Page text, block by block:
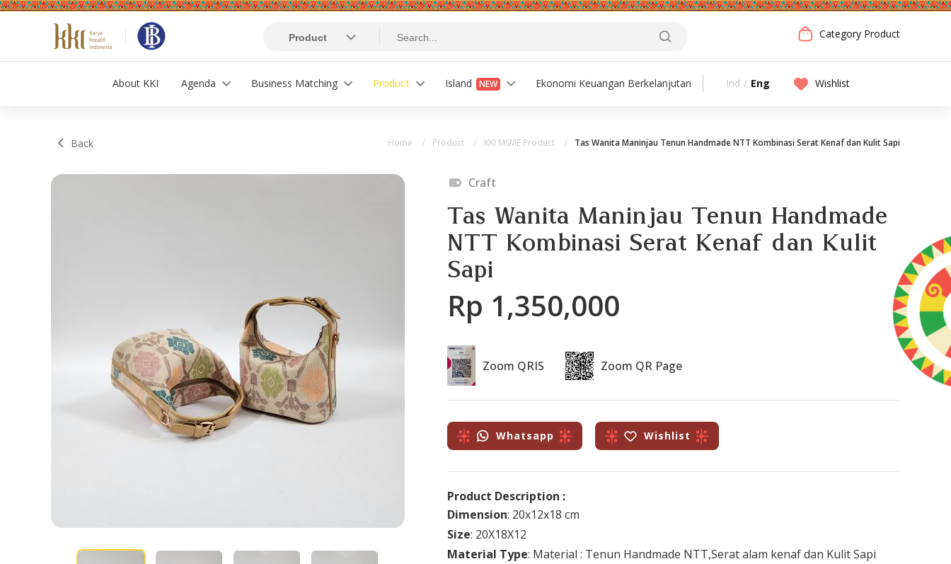
Category Product
About KKI Agenda Business Matching Product Island NEW Ekonomi Keuangan Berkelanjutan Ind / Eng Wishlist
Back Home Product KKI MSME Product Tas Wanita Maninjau Tenun Handmade NTT Kombinasi Serat Kenaf dan Kulit Sapi
Craft
Tas Wanita Maninjau Tenun Handmade
NTT Kombinasi Serat Kenaf dan Kulit
Sapi
Rp 1,350,000
Zoom QRIS Zoom QR Page
Whatsapp Wishlist
Product Description :
Dimension: 20x12x18 cm
Size: 20X18X12
Material Type: Material : Tenun Handmade NTT,Serat alam kenaf dan Kulit Sapi